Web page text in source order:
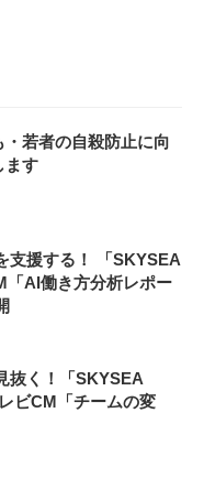
若者の自殺防止に向
ます
支援する！ 「SKYSEA
AI働き方分析レポー
抜く！「SKYSEA
ビCM「チームの変